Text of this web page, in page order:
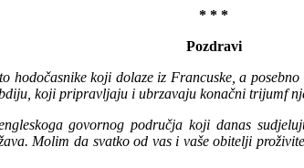
* * *
Pozdravi
koji dolaze iz Francuske, a
koji pripravljaju i ubrzavaju konačni trijumf
govornog područja koji danas
Molim da svatko od vas i vaše obitelji